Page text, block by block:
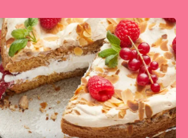
ole vielä arvosteluita